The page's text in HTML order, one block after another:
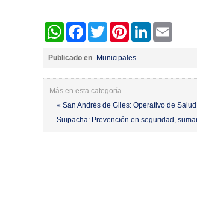
WhatsAppFacebookTwitter PinterestLinkedIn
Publicado en Municipales
Más en esta categoría
« San Andrés de Giles: Operativo de
Suipacha: Prevención en seguridad,